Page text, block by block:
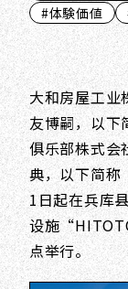
#体験価値
大和房屋工业
友博嗣，以
俱乐部株式会
典，以下简
1日起在兵库
设施
点举行。